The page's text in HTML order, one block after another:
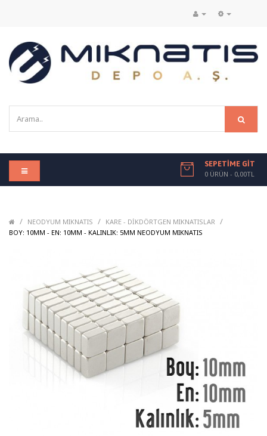
SEPETIME GIT
0 ÜRÜN - 0,00TL
/ NEODYUM MIKNATIS / KARE - DIKDÖRTGEN MIKNATISLAR /
BOY: 10MM - EN: 10MM - KALINLIK: 5MM NEODYUM MIKNATIS